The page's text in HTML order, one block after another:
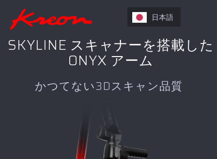
SKYLINE スキャナーを搭載した
ONYX アーム
かつてない3Dスキャン品質
日本語